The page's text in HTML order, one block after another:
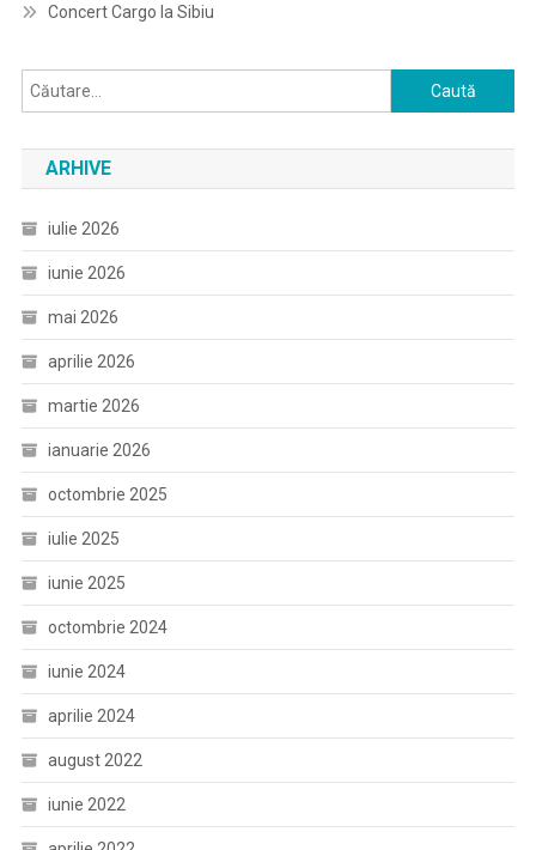
Concert Cargo la Sibiu
Caută
după:
ARHIVE
iulie 2026
iunie 2026
mai 2026
aprilie 2026
martie 2026
ianuarie 2026
octombrie 2025
iulie 2025
iunie 2025
octombrie 2024
iunie 2024
aprilie 2024
august 2022
iunie 2022